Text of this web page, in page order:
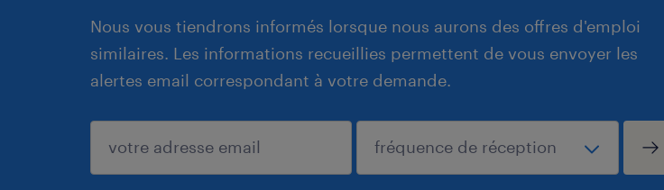
Nous vous tiendrons informés lorsque nous aurons des offres d'emploi
similaires. Les informations recueillies permettent de vous envoyer les
alertes email correspondant à votre demande.
enregistrer